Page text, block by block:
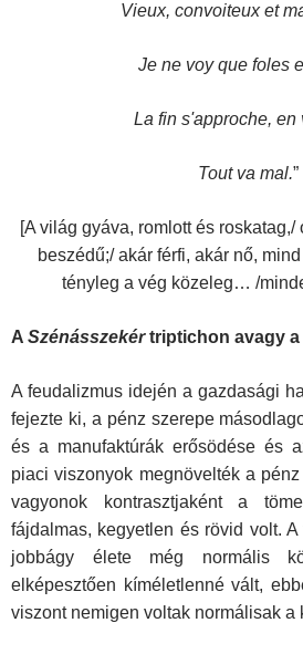
Vieux, convoiteux et
Je ne voy que foles
La fin s'approche,
Tout va mal.”
[A világ gyáva, romlott és
beszédű;/ akár férfi, akár nő,
tényleg a vég közeleg… /
A Szénásszekértriptichon avagy a
A feudalizmus idején a gazdasági
fejezte ki, a pénz szerepe
és a manufaktúrák erősödése és
piaci viszonyok megnövelték a
vagyonok kontrasztjaként a
fájdalmas, kegyetlen és rövid volt.
jobbágy élete még normális
elképesztően kímélet­lenné vált,
viszont nemigen voltak normálisak a